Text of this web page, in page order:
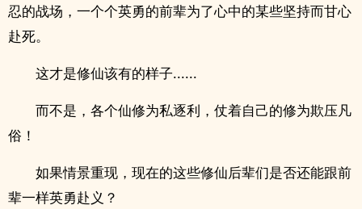
忍的战场，一个个英勇的前辈为了心中的某些坚持而甘心
赴死。
这才是修仙该有的样子......
而不是，各个仙修为私逐利，仗着自己的修为欺压凡
俗！
如果情景重现，现在的这些修仙后辈们是否还能跟前
辈一样英勇赴义？